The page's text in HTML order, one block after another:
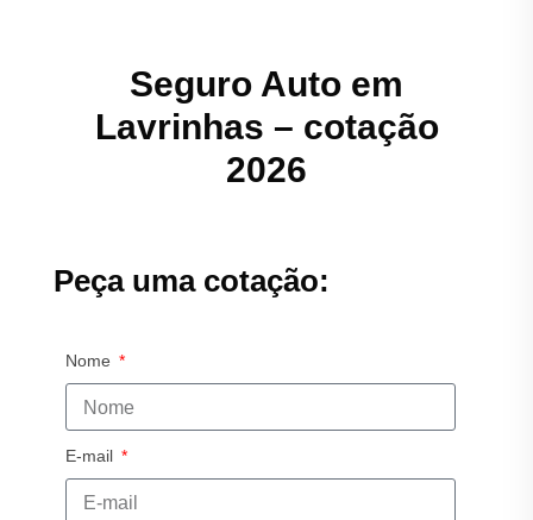
Seguro Auto em
Lavrinhas – cotação
2026
Peça uma cotação:
Nome
E-mail